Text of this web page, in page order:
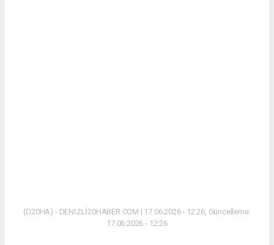
(D20HA) - DENİZLİ20HABER.COM | 17.06.2026 - 12:26, Güncelleme:
17.06.2026 - 12:26